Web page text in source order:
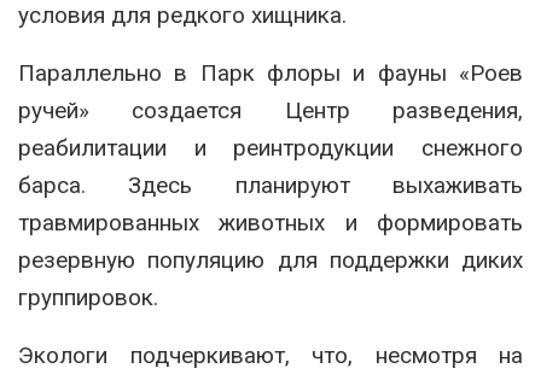
условия для редкого хищника.
Параллельно в
Парк флоры и фауны «Роев
ручей» создается Центр разведения,
реабилитации и реинтродукции снежного
барса. Здесь планируют выхаживать
травмированных животных и формировать
резервную популяцию для поддержки диких
группировок.
Экологи подчеркивают, что, несмотря на